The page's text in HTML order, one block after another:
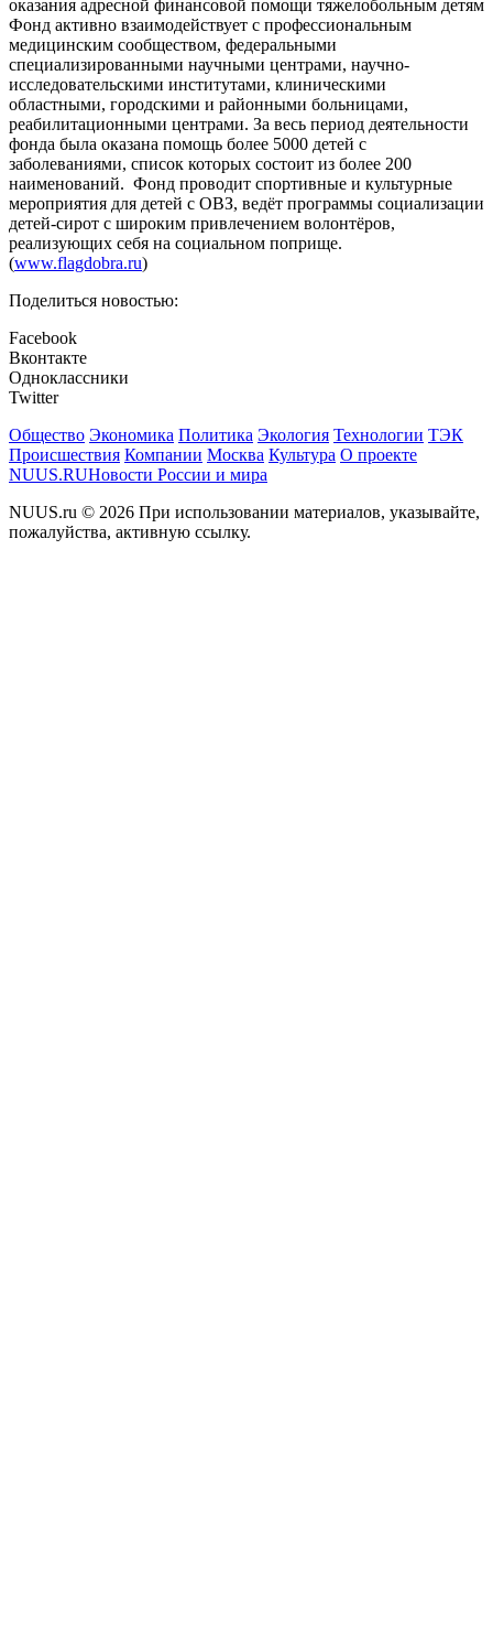
оказания адресной финансовой помощи тяжелобольным детям
Фонд активно взаимодействует с профессиональным
медицинским сообществом, федеральными
специализированными научными центрами, научно-
исследовательскими институтами, клиническими
областными, городскими и районными больницами,
реабилитационными центрами. За весь период деятельности
фонда была оказана помощь более 5000 детей с
заболеваниями, список которых состоит из более 200
наименований. Фонд проводит спортивные и культурные
мероприятия для детей с ОВЗ, ведёт программы социализации
детей-сирот с широким привлечением волонтёров,
реализующих себя на социальном поприще.
(www.flagdobra.ru)
Поделиться новостью:
Facebook
Вконтакте
Одноклассники
Twitter
Общество Экономика Политика Экология Технологии ТЭК
Происшествия Компании Москва Культура О проекте
NUUS.RUНовости России и мира
NUUS.ru © 2026 При использовании материалов, указывайте,
пожалуйства, активную ссылку.